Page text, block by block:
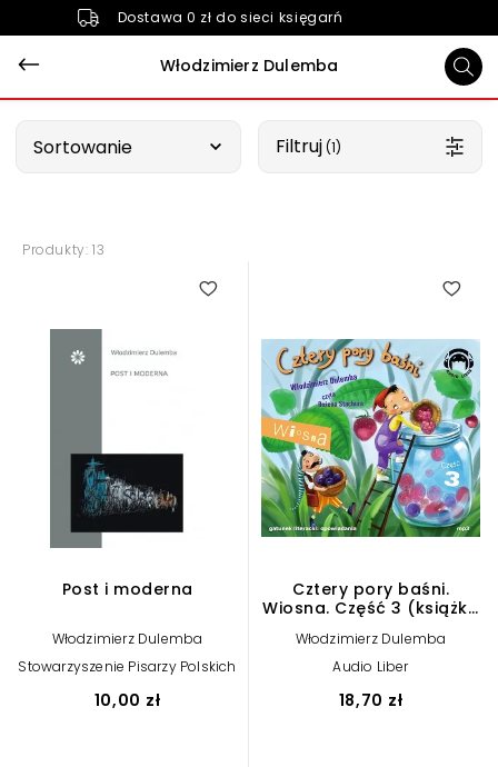
Dostawa 0 zł do sieci księgarń
Włodzimierz Dulemba
Sortowanie Filtruj (1)
Produkty: 13
Post i moderna
Włodzimierz Dulemba
Stowarzyszenie Pisarzy Polskich
10,00 zł
Cztery pory baśni.
Wiosna. Część 3 (książka
Włodzimierz Dulemba
Audio Liber
18,70 zł